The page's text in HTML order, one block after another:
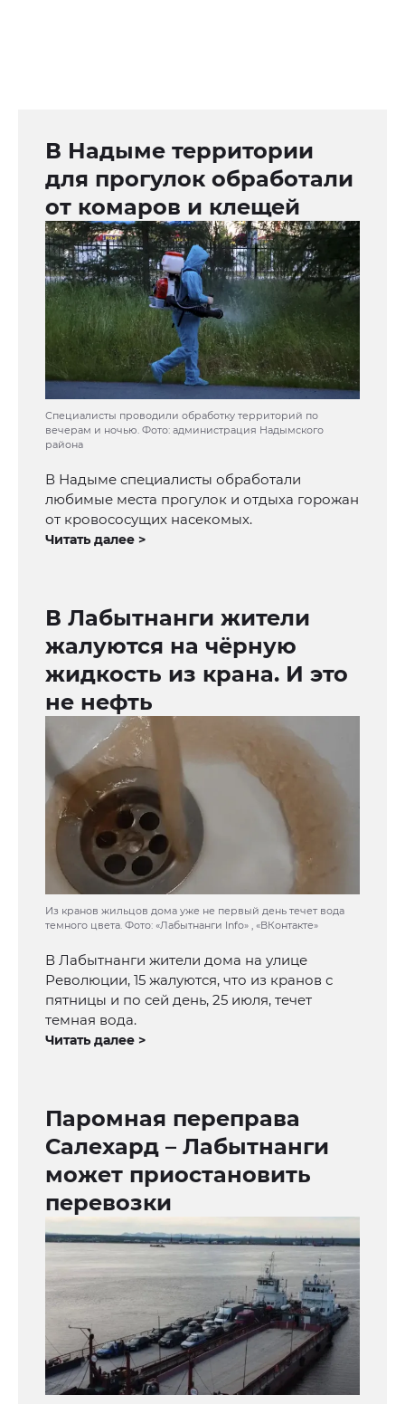
В Надыме территории
для прогулок обработали
от комаров и клещей
Специалисты проводили обработку территорий по
вечерам и ночью. Фото: администрация Надымского
района
В Надыме специалисты обработали
любимые места прогулок и отдыха горожан
от кровососущих насекомых.
Читать далее >
В Лабытнанги жители
жалуются на чёрную
жидкость из крана. И это
не нефть
Из кранов жильцов дома уже не первый день течет вода
темного цвета. Фото: «Лабытнанги Info» , «ВКонтакте»
В Лабытнанги жители дома на улице
Революции, 15 жалуются, что из кранов с
пятницы и по сей день, 25 июля, течет
темная вода.
Читать далее >
Паромная переправа
Салехард – Лабытнанги
может приостановить
перевозки